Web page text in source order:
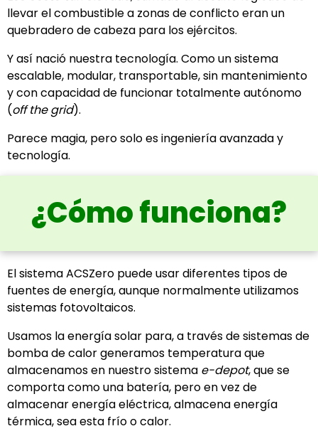
llevar el combustible a zonas de conflicto eran un
quebradero de cabeza para los ejércitos.
Y así nació nuestra tecnología. Como un sistema
escalable, modular, transportable, sin mantenimiento
y con capacidad de funcionar totalmente autónomo
(off the grid).
Parece magia, pero solo es ingeniería avanzada y
tecnología.
¿Cómo funciona?
El sistema ACSZero puede usar diferentes tipos de
fuentes de energía, aunque normalmente utilizamos
sistemas fotovoltaicos.
Usamos la energía solar para, a través de sistemas de
bomba de calor generamos temperatura que
almacenamos en nuestro sistema e-depot, que se
comporta como una batería, pero en vez de
almacenar energía eléctrica, almacena energía
térmica, sea esta frío o calor.